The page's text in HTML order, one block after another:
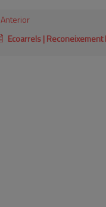
Anterior
Ecoarrels | Reconeixement Respon.cat al programa